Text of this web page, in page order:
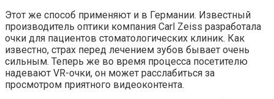
Этот же способ применяют и в Германии. Известный
производитель оптики компания Carl Zeiss разработала
очки для пациентов стоматологических клиник. Как
известно, страх перед лечением зубов бывает очень
сильным. Теперь же во время процесса посетителю
надевают VR-очки, он может расслабиться за
просмотром приятного видеоконтента.